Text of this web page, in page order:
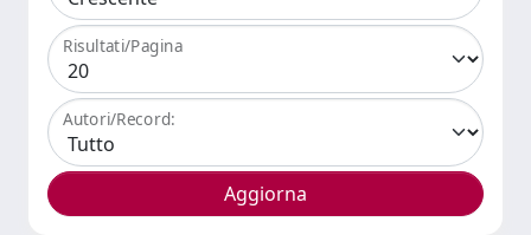
Risultati/Pagina
Autori/Record: